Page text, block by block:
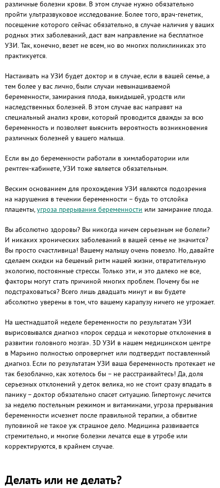
различные болезни крови. В этом случае нужно обязательно
пройти ультразвуковое исследование. Более того, врач-генетик,
посещение которого сейчас обязательно, в случае наличия у ваших
родных этих заболеваний, даст вам направление на бесплатное
УЗИ. Так, конечно, везет не всем, но во многих поликлиниках это
практикуется.
Настаивать на УЗИ будет доктор и в случае, если в вашей семье, а
тем более у вас лично, были случаи невынашиваемой
беременности, замирания плода, выкидышей, уродств или
наследственных болезней. В этом случае вас направят на
специальный анализ крови, который проводится дважды за всю
беременность и позволяет выяснить вероятность возникновения
различных болезней у вашего малыша.
Если вы до беременности работали в химлаборатории или
рентген-кабинете, УЗИ тоже является обязательным.
Веским основанием для прохождения УЗИ являются подозрения
на нарушения в течении беременности – будь то отслойка
плаценты,угроза прерывания беременности или замирание плода.
Вы абсолютно здоровы? Вы никогда ничем серьезным не болели?
И никаких хронических заболеваний в вашей семье не значится?
Вы просто счастливица! Вашему малышу очень повезло. Но, давайте
сделаем скидки на бешеный ритм нашей жизни, отвратительную
экологию, постоянные стрессы. Только эти, и это далеко не все,
факторы могут стать причиной многих проблем. Почему бы не
подстраховаться? Всего лишь двадцать минут и вы будете
абсолютно уверены в том, что вашему карапузу ничего не угрожает.
На шестнадцатой неделе беременности по результатам УЗИ
вырисовывался диагноз «порок сердца и некоторые отклонения в
развитии головного мозга». 3D УЗИ в нашем медицинском центре
в Марьино полностью опровергнет или подтвердит поставленный
диагноз. Если по результатам УЗИ ваша беременность протекает не
так безоблачно, как хотелось бы – не расстраивайтесь! Да, доля
серьезных отклонений у деток велика, но не стоит сразу впадать в
панику – доктор обязательно спасет ситуацию. Гипертонус лечится
за неделю постельным режимом и витаминами, угроза прерывания
беременности исчезнет после правильной терапии, а обвитие
пуповиной не такое уж страшное дело. Медицина развивается
стремительно, и многие болезни лечатся еще в утробе или
корректируются, в крайнем случае.
Делать или не делать?